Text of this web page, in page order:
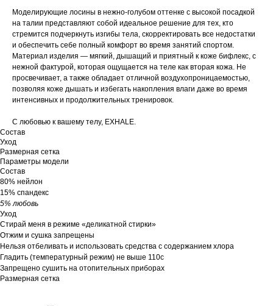
Моделирующие лосины в нежно-голубом оттенке с высокой посадкой
на талии представляют собой идеальное решение для тех, кто
стремится подчеркнуть изгибы тела, скорректировать все недостатки
и обеспечить себе полный комфорт во время занятий спортом.
Материал изделия — мягкий, дышащий и приятный к коже бифлекс, с
нежной фактурой, которая ощущается на теле как вторая кожа. Не
просвечивает, а также обладает отличной воздухопроницаемостью,
позволяя коже дышать и избегать накопления влаги даже во время
интенсивных и продолжительных тренировок.
С любовью к вашему телу, EXHALE.
Состав
Уход
Размерная сетка
Параметры модели
Состав
80% нейлон
15% спандекс
5% любовь
Уход
Стирай меня в режиме «деликатной стирки»
Отжим и сушка запрещены
Нельзя отбеливать и использовать средства с содержанием хлора
Гладить (температурный режим) не выше 110с
Запрещено сушить на отопительных приборах
Размерная сетка